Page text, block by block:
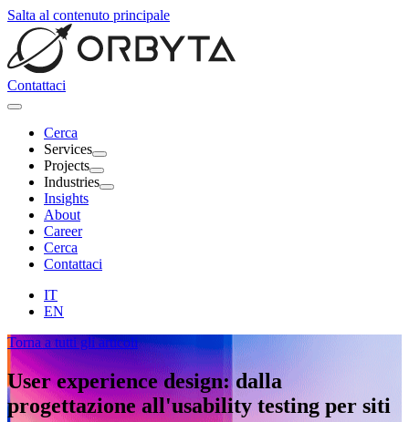
Salta al contenuto principale
Contattaci
Cerca
Services
Projects
Industries
Insights
About
Career
Cerca
Contattaci
IT
EN
Torna a tutti gli articoli
User experience design: dalla
progettazione all'usability testing per siti